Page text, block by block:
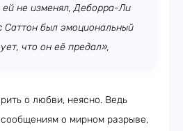
ей не изменял, Деборра-Ли
Саттон был эмоциональный
что он её предал»,
о любви, неясно. Ведь
о мирном разрыве,